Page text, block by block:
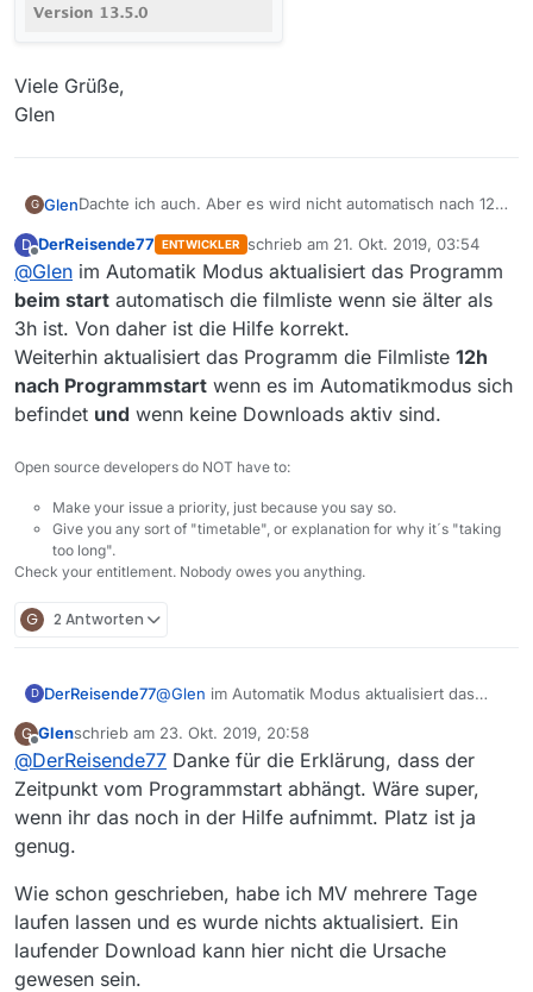
Viele Grüße,
Glen
G GlenDachte ich auch. Aber es wird nicht automatisch nach 12
steht im Kommentarfeld das die Filmliste nur beim
Programmstart automatisch geladen wird, und auch nur,
wenn sie älter als 3 Stunden ist. Dokumentation und
Verhalten sind also bei mir zumindest konsistent.
Hier sieht man, dass die Filmliste älter als 12 Stunden ist:
Das Alter der Filmliste ist vermutlich das Alter auf dem
Server. Sonst dürfte beim Neuladen nicht das Alter schon
39 Minuten sein.
Ich hatte den Rechner auch schon paar Tage laufen und
es wurde nichts aktualisiert.
D
Offline
DerReisende77 ENTWICKLER schrieb am 21. Okt. 2019, 03:54
zuletzt editiert von
@Glen im Automatik Modus aktualisiert das Programm
beim start automatisch die filmliste wenn sie älter als
3h ist. Von daher ist die Hilfe korrekt.
Weiterhin aktualisiert das Programm die Filmliste 12h
nach Programmstart wenn es im Automatikmodus sich
befindet und wenn keine Downloads aktiv sind.
Open source developers do NOT have to:
Make your issue a priority, just because you say so.
Give you any sort of "timetable", or explanation for why it´s "taking
too long".
Check your entitlement. Nobody owes you anything.
G 2 Antworten
D DerReisende77@Glen im Automatik Modus aktualisiert das
wenn sie älter als 3h ist. Von daher ist die Hilfe
korrekt.
Weiterhin aktualisiert das Programm die
Filmliste
12h nach Programmstart
wenn es im
Automatikmodus sich befindet undwenn keine
G
Offline
Glenschrieb am 23. Okt. 2019, 20:58
zuletzt editiert von
@DerReisende77 Danke für die Erklärung, dass der
Zeitpunkt vom Programmstart abhängt. Wäre super,
wenn ihr das noch in der Hilfe aufnimmt. Platz ist ja
genug.
Wie schon geschrieben, habe ich MV mehrere Tage
laufen lassen und es wurde nichts aktualisiert. Ein
laufender Download kann hier nicht die Ursache
gewesen sein.